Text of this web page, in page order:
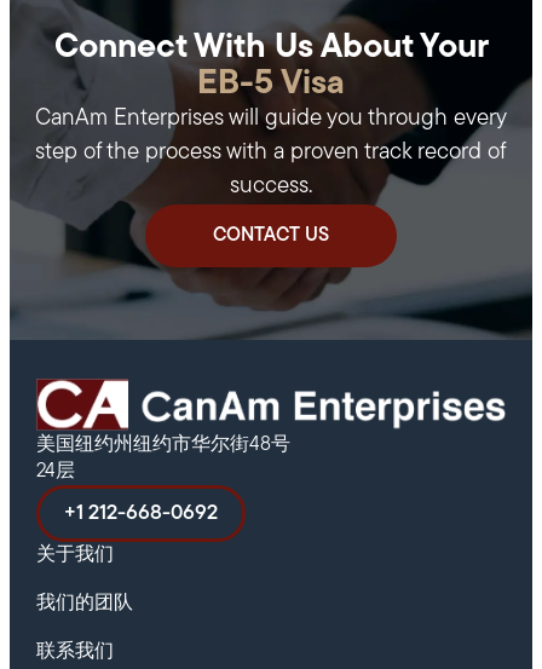
Connect With Us About Your
EB-5 Visa
CanAm Enterprises will guide you through every
step of the process with a proven track record of
success.
CONTACT US
美国纽约州纽约市华尔街48号
24层
+1 212-668-0692
关于我们
我们的团队
联系我们